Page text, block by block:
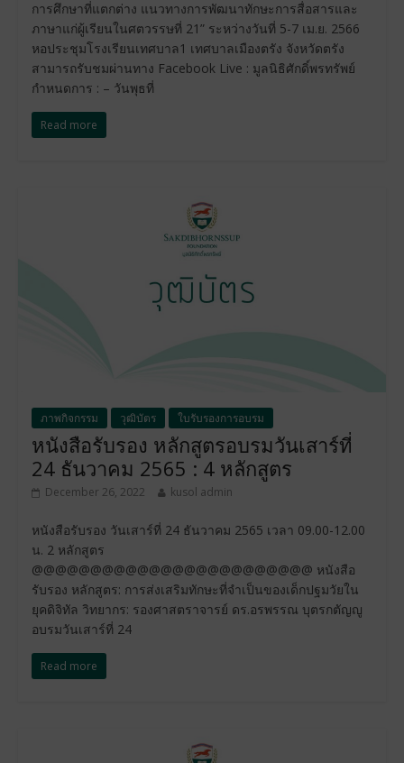
การศึกษาที่แตกต่าง แนวทางการพัฒนาทักษะการสื่อสารและ
ภาษาแก่ผู้เรียนในศตวรรษที่ 21” ระหว่างวันที่ 5-7 เม.ย. 2566
หอประชุมโรงเรียนเทศบาล1 เทศบาลเมืองตรัง จังหวัดตรัง
สามารถรับชมผ่านทาง Facebook Live : มูลนิธิศักดิ์พรทรัพย์
กำหนดการ : – วันพุธที่
Read more
ภาพกิจกรรม วุฒิบัตร ใบรับรองการอบรม
หนังสือรับรอง หลักสูตรอบรมวันเสาร์ที่
24 ธันวาคม 2565 : 4 หลักสูตร
December 26, 2022 kusol admin
หนังสือรับรอง วันเสาร์ที่ 24 ธันวาคม 2565 เวลา 09.00-12.00
น. 2 หลักสูตร
@@@@@@@@@@@@@@@@@@@@@@@@ หนังสือ
รับรอง หลักสูตร: การส่งเสริมทักษะที่จำเป็นของเด็กปฐมวัยใน
ยุคดิจิทัล วิทยากร: รองศาสตราจารย์ ดร.อรพรรณ บุตรกตัญญู
อบรมวันเสาร์ที่ 24
Read more